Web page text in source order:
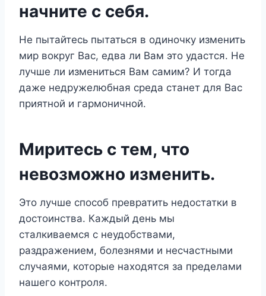
начните с себя.
Не пытайтесь пытаться в одиночку изменить
мир вокруг Вас, едва ли Вам это удастся. Не
лучше ли измениться Вам самим? И тогда
даже недружелюбная среда станет для Вас
приятной и гармоничной.
Миритесь с тем, что
невозможно изменить.
Это лучше способ превратить недостатки в
достоинства. Каждый день мы
сталкиваемся с неудобствами,
раздражением, болезнями и несчастными
случаями, которые находятся за пределами
нашего контроля.